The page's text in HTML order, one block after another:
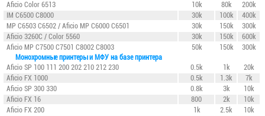
Aficio Color 6513
10k 80k 200k
IM C6500 C8000 30k 100k
400k
MP C6503 C6502 / Aficio MP C6000 C6501
30k 150k
300k
Aficio 3260C / Color 5560
30k 150k
600k
Aficio MP C7500 C7501 C8002 C8003
50k 150k
300k
Монохромные принтеры и МФУ на базе принтера
Aficio SP 100 111 200 202 210 212 230
0.5k 1k
20k
Aficio FX 1000
0.5k 1.3k
7k
Aficio SP 300 330
0.8k 3k
10k
Aficio FX 16
800 2k
10k
Aficio FX 200
1k 2.5k
10k